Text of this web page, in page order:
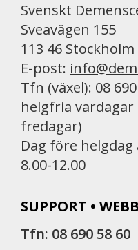
Svenskt
Sveavägen 155
113 46 Stockholm
E-post:
Tfn (växel): 08
helgfria vardagar
fredagar)
Dag före
8.00-12.00
SUPPORT •
Tfn: 08 690 58 60